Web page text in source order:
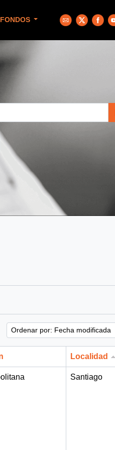
FONDOS
Ordenar por: Fecha modificada
Localidad
Santiago